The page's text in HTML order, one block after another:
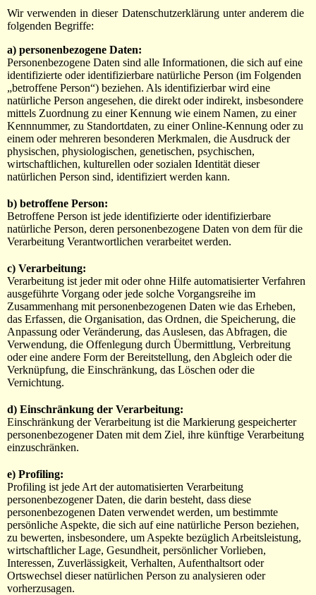
Wir verwenden in dieser Datenschutzerklärung unter anderem die
folgenden Begriffe:
a) personenbezogene Daten:
Personenbezogene Daten sind alle Informationen, die sich auf eine
identifizierte oder identifizierbare natürliche Person (im Folgenden
„betroffene Person“) beziehen. Als identifizierbar wird eine
natürliche Person angesehen, die direkt oder indirekt, insbesondere
mittels Zuordnung zu einer Kennung wie einem Namen, zu einer
Kennnummer, zu Standortdaten, zu einer Online-Kennung oder zu
einem oder mehreren besonderen Merkmalen, die Ausdruck der
physischen, physiologischen, genetischen, psychischen,
wirtschaftlichen, kulturellen oder sozialen Identität dieser
natürlichen Person sind, identifiziert werden kann.
b) betroffene Person:
Betroffene Person ist jede identifizierte oder identifizierbare
natürliche Person, deren personenbezogene Daten von dem für die
Verarbeitung Verantwortlichen verarbeitet werden.
c) Verarbeitung:
Verarbeitung ist jeder mit oder ohne Hilfe automatisierter Verfahren
ausgeführte Vorgang oder jede solche Vorgangsreihe im
Zusammenhang mit personenbezogenen Daten wie das Erheben,
das Erfassen, die Organisation, das Ordnen, die Speicherung, die
Anpassung oder Veränderung, das Auslesen, das Abfragen, die
Verwendung, die Offenlegung durch Übermittlung, Verbreitung
oder eine andere Form der Bereitstellung, den Abgleich oder die
Verknüpfung, die Einschränkung, das Löschen oder die
Vernichtung.
d) Einschränkung der Verarbeitung:
Einschränkung der Verarbeitung ist die Markierung gespeicherter
personenbezogener Daten mit dem Ziel, ihre künftige Verarbeitung
einzuschränken.
e) Profiling:
Profiling ist jede Art der automatisierten Verarbeitung
personenbezogener Daten, die darin besteht, dass diese
personenbezogenen Daten verwendet werden, um bestimmte
persönliche Aspekte, die sich auf eine natürliche Person beziehen,
zu bewerten, insbesondere, um Aspekte bezüglich Arbeitsleistung,
wirtschaftlicher Lage, Gesundheit, persönlicher Vorlieben,
Interessen, Zuverlässigkeit, Verhalten, Aufenthaltsort oder
Ortswechsel dieser natürlichen Person zu analysieren oder
vorherzusagen.